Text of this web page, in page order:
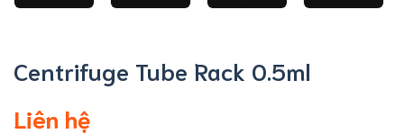
Centrifuge Tube Rack 0.5ml
Liên hệ